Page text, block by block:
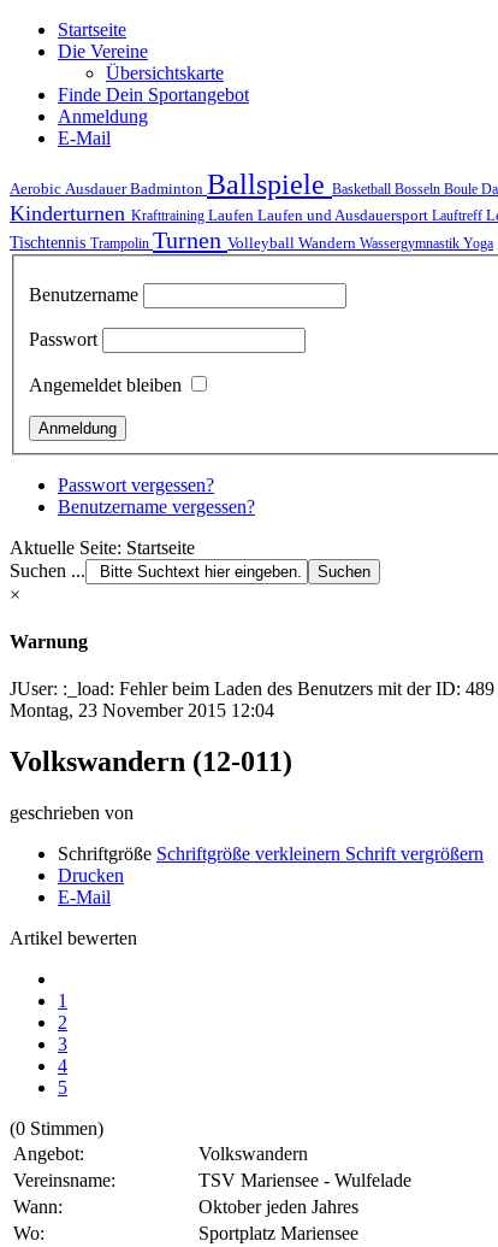
Startseite
Die Vereine
Übersichtskarte
Finde Dein Sportangebot
Anmeldung
E-Mail
Aerobic AusdauerBadminton Ballspiele Basketball Bosseln Boule
Kinderturnen Krafttraining Laufen Laufen und Ausdauersport Lauftreff
Tischtennis Trampolin Turnen Volleyball Wandern Wassergymnastik Yoga
Benutzername
Passwort
Angemeldet bleiben
Passwort vergessen?
Benutzername vergessen?
Aktuelle Seite: Startseite
Suchen ...
×
Warnung
JUser: :_load: Fehler beim Laden des Benutzers mit der ID: 489
Montag, 23 November 2015 12:04
Volkswandern (12-011)
geschrieben von
Schriftgröße Schriftgröße verkleinern Schrift vergrößern
Drucken
E-Mail
Artikel bewerten
1
2
3
4
5
(0 Stimmen)
Angebot:
Volkswandern
Vereinsname:
TSV Mariensee - Wulfelade
Wann:
Oktober jeden Jahres
Wo:
Sportplatz Mariensee